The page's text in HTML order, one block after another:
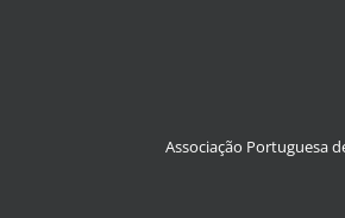
Associação Portuguesa